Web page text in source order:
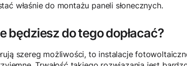
właśnie do montażu paneli słonecznych.
będziesz do tego dopłacać?
szereg możliwości, to instalacje